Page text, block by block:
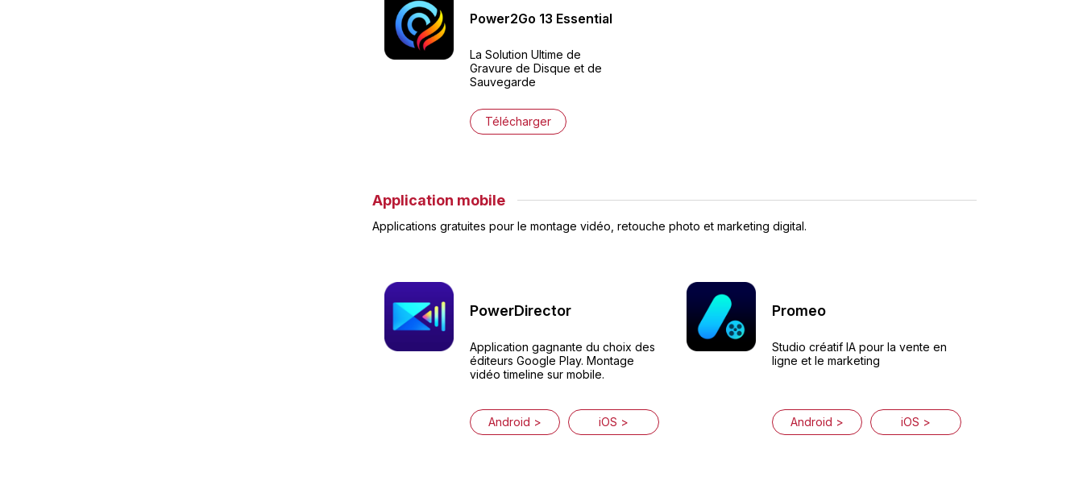
Power2Go 13 Essential
La Solution Ultime de
Gravure de Disque et de
Sauvegarde
Télécharger
Application mobile
Applications gratuites pour le montage vidéo, retouche photo et marketing digital.
PowerDirector
Application gagnante du choix des
éditeurs Google Play. Montage
vidéo timeline sur mobile.
Android > iOS >
Promeo
Studio créatif IA pour la vente en
ligne et le marketing
Android > iOS >